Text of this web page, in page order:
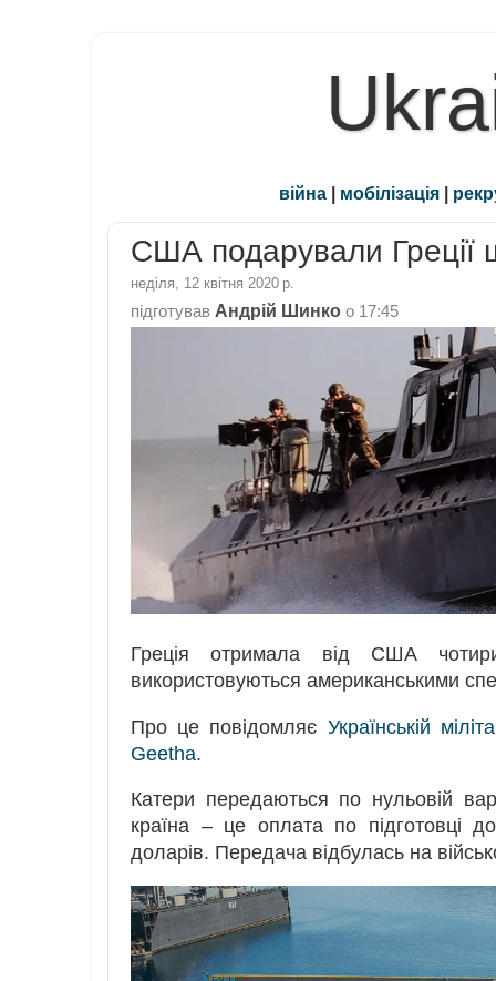
війна | мобілізація |
США подарували Греції
неділя, 12 квітня 2020 р.
підготував Андрій Шинко о 17:45
Греція отримала від США
використовуються американськими
Про це повідомляє Українській
Geetha.
Катери передаються по нульовій
країна – це оплата по підготовці
доларів. Передача відбулась на